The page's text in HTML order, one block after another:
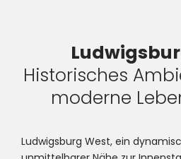
Historisches
moderne
Ludwigsburg West, ein